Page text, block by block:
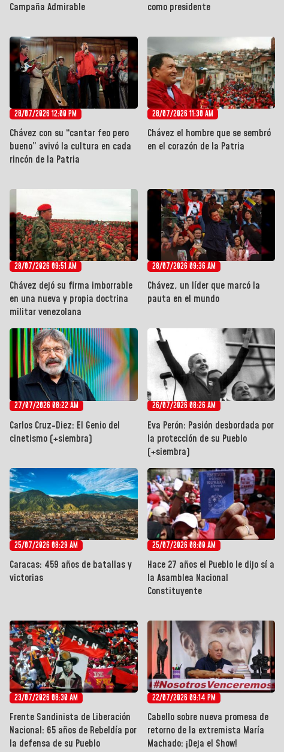
Campaña Admirable
como presidente
28/07/2026 12:00 PM
Chávez con su “cantar feo pero
bueno” avivó la cultura en cada
rincón de la Patria
28/07/2026 11:30 AM
Chávez el hombre que se sembró
en el corazón de la Patria
28/07/2026 09:51 AM
Chávez dejó su firma imborrable
en una nueva y propia doctrina
militar venezolana
28/07/2026 09:36 AM
Chávez, un líder que marcó la
pauta en el mundo
27/07/2026 08:22 AM
Carlos Cruz-Diez: El Genio del
cinetismo (+siembra)
26/07/2026 08:26 AM
Eva Perón: Pasión desbordada por
la protección de su Pueblo
(+siembra)
25/07/2026 08:29 AM
Caracas: 459 años de batallas y
victorias
25/07/2026 08:00 AM
Hace 27 años el Pueblo le dijo sí a
la Asamblea Nacional
Constituyente
23/07/2026 08:30 AM
Frente Sandinista de Liberación
Nacional: 65 años de Rebeldía por
la defensa de su Pueblo
22/07/2026 09:14 PM
Cabello sobre nueva promesa de
retorno de la extremista María
Machado: ¡Deja el Show!